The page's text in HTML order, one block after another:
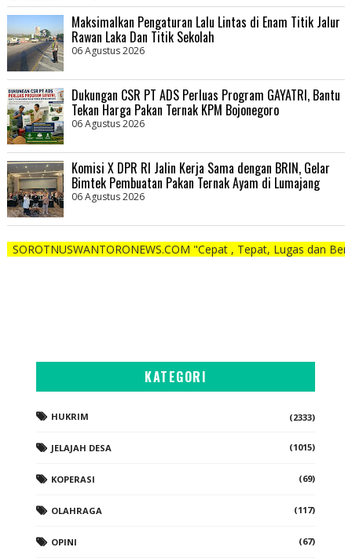
Maksimalkan Pengaturan Lalu Lintas di Enam Titik Jalur
Rawan Laka Dan Titik Sekolah
06 Agustus 2026
Dukungan CSR PT ADS Perluas Program GAYATRI, Bantu
Tekan Harga Pakan Ternak KPM Bojonegoro
06 Agustus 2026
Komisi X DPR RI Jalin Kerja Sama dengan BRIN, Gelar
Bimtek Pembuatan Pakan Ternak Ayam di Lumajang
06 Agustus 2026
"Cepat , Tepat, Lugas dan Berani"
KATEGORI
HUKRIM (2333)
JELAJAH DESA (1015)
KOPERASI (69)
OLAHRAGA (117)
OPINI (67)